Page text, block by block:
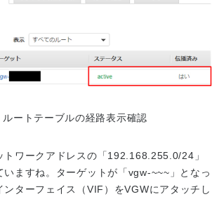
ルートテーブルの経路表示確認
トワークアドレスの「192.168.255.0/24」
いますね。ターゲットが「vgw-~~~」となっ
ンターフェイス（VIF）をVGWにアタッチし